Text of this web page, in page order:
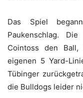
Das Spiel
Paukenschlag.
Cointoss den
eigenen 5 Yard-
Tübinger
die Bulldogs leider